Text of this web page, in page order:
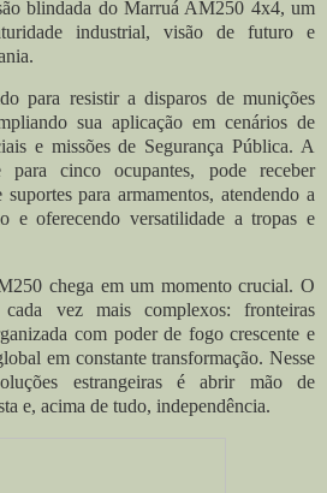
blindada do Marruá AM250 4x4, um
industrial, visão de futuro e
para resistir a disparos de munições
sua aplicação em cenários de
e missões de Segurança Pública. A
para cinco ocupantes, pode receber
para armamentos, atendendo a
e oferecendo versatilidade a tropas e
chega em um momento crucial. O
vez mais complexos: fronteiras
com poder de fogo crescente e
em constante transformação. Nesse
estrangeiras é abrir mão de
e, acima de tudo, independência.